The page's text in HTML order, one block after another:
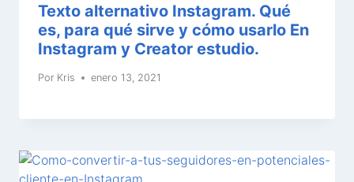
Texto alternativo Instagram. Qué
es, para qué sirve y cómo usarlo En
Instagram y Creator estudio.
Por Kris enero 13, 2021